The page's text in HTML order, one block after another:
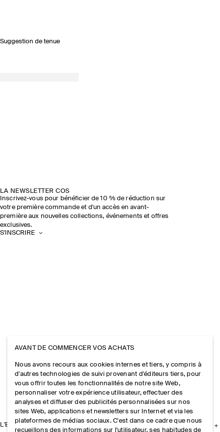
Suggestion de tenue
LA NEWSLETTER COS
Inscrivez-vous pour bénéficier de 10 % de réduction sur
votre première commande et d'un accès en avant-
première aux nouvelles collections, événements et offres
exclusives.
S'INSCRIRE
L'ENTREPRISE
AVANT DE COMMENCER VOS ACHATS
Nous avons recours aux cookies internes et tiers, y compris à
d'autres technologies de suivi provenant d'éditeurs tiers, pour
vous offrir toutes les fonctionnalités de notre site Web,
personnaliser votre expérience utilisateur, effectuer des
analyses et diffuser des publicités personnalisées sur nos
sites Web, applications et newsletters sur Internet et via les
plateformes de médias sociaux. C'est dans ce cadre que nous
recueillons des informations sur l'utilisateur, ses habitudes de